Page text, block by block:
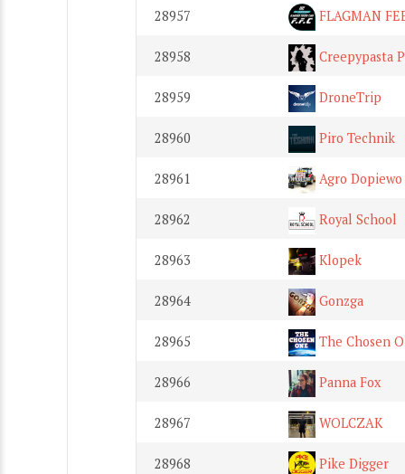
28957 FLAGMAN
28958 Creepypasta
28959 DroneTrip
28960 Piro Technik
28961 Agro Dopiewo
28962 Royal School
28963 Klopek
28964 Gonzga
28965 The Chosen
28966 Panna Fox
28967 WOLCZAK
28968 Pike Digger